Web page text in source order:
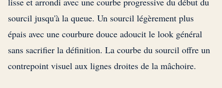
sourcil jusqu'à la queue. Un sourcil légèrement plus
épais avec une courbure douce adoucit le look général
sans sacrifier la définition. La courbe du sourcil offre un
contrepoint visuel aux lignes droites de la mâchoire.